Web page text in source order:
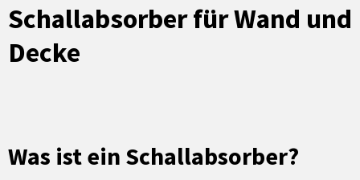
Schallabsorber für Wand und
Decke
Was ist ein Schallabsorber?